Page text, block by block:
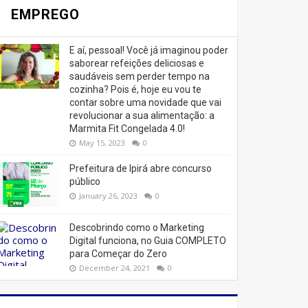
EMPREGO
E aí, pessoal! Você já imaginou poder
saborear refeições deliciosas e
saudáveis ​​sem perder tempo na
cozinha? Pois é, hoje eu vou te
contar sobre uma novidade que vai
revolucionar a sua alimentação: a
Marmita Fit Congelada 4.0!
May 15, 2023 0
Prefeitura de Ipirá abre concurso
público
January 26, 2023 0
Descobrindo como o Marketing
Digital funciona, no Guia COMPLETO
para Começar do Zero
December 24, 2021 0